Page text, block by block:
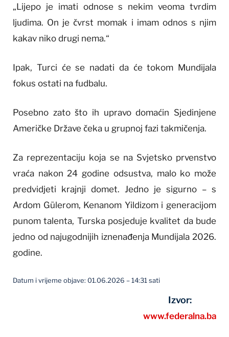
„Lijepo je imati odnose s nekim veoma tvrdim
ljudima. On je čvrst momak i imam odnos s njim
kakav niko drugi nema.“
Ipak, Turci će se nadati da će tokom Mundijala
fokus ostati na fudbalu.
Posebno zato što ih upravo domaćin Sjedinjene
Američke Države čeka u grupnoj fazi takmičenja.
Za reprezentaciju koja se na Svjetsko prvenstvo
vraća nakon 24 godine odsustva, malo ko može
predvidjeti krajnji domet. Jedno je sigurno – s
Ardom Gülerom, Kenanom Yildizom i generacijom
punom talenta, Turska posjeduje kvalitet da bude
jedno od najugodnijih iznenađenja Mundijala 2026.
godine.
Datum i vrijeme objave: 01.06.2026 – 14:31 sati
Izvor:
www.federalna.ba